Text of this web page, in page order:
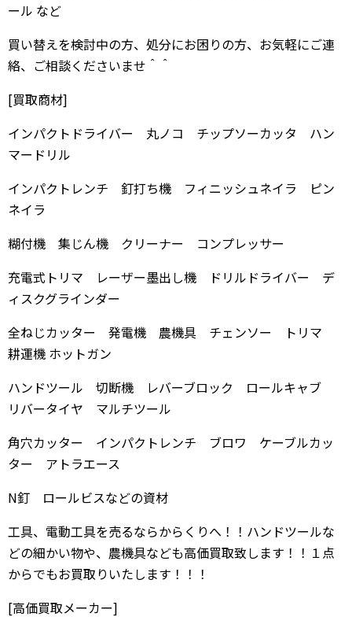
ール など
買い替えを検討中の方、処分にお困りの方、お気軽にご連
絡、ご相談くださいませ＾＾
[買取商材]
インパクトドライバー 丸ノコ チップソーカッタ ハン
マードリル
インパクトレンチ 釘打ち機 フィニッシュネイラ ピン
ネイラ
糊付機 集じん機 クリーナー コンプレッサー
充電式トリマ レーザー墨出し機 ドリルドライバー デ
ィスクグラインダー
全ねじカッター 発電機 農機具 チェンソー トリマ
耕運機 ホットガン
ハンドツール 切断機 レバーブロック ロールキャブ
リバータイヤ マルチツール
角穴カッター インパクトレンチ ブロワ ケーブルカッ
ター アトラエース
N釘 ロールビスなどの資材
工具、電動工具を売るならからくりへ！！ハンドツールな
どの細かい物や、農機具なども高価買取致します！！１点
からでもお買取りいたします！！！
[高価買取メーカー]